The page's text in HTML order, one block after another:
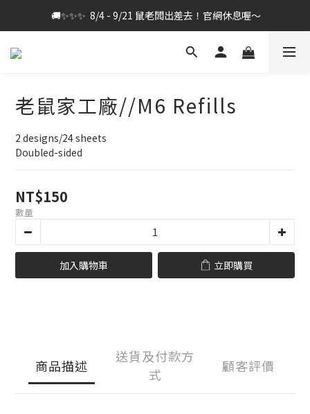
🚚✨✨✨  8/4 - 9/21 鼠老闆出差去！官網休息喔～
老鼠家工廠//M6 Refills
2 designs/24 sheets
Doubled-sided
NT$150
數量
加入購物車 立即購買
商品描述
送貨及付款方
式
顧客評價